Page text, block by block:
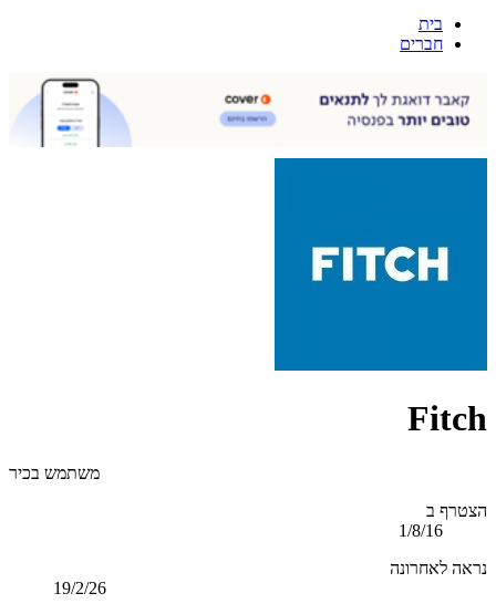
בית
חברים
Fitch
משתמש בכיר
הצטרף ב
1/8/16
נראה לאחרונה
19/2/26